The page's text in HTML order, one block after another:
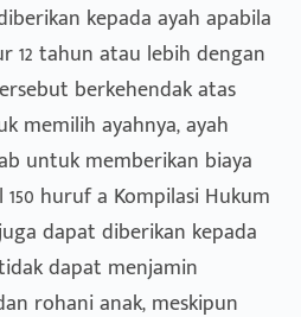
kepada ayah apabila
12 tahun atau lebih dengan
berkehendak atas
memilih ayahnya, ayah
untuk memberikan biaya
huruf a Kompilasi Hukum
dapat diberikan kepada
dapat menjamin
rohani anak, meskipun